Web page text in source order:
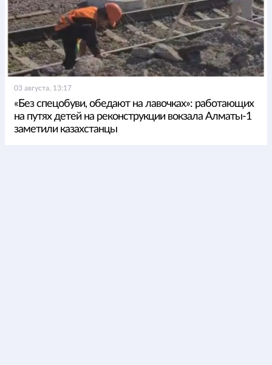
03 августа, 13:17
«Без спецобуви, обедают на лавочках»: работающих
на путях детей на реконструкции вокзала Алматы-1
заметили казахстанцы